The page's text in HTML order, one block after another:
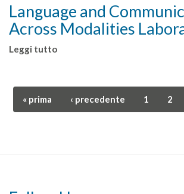
Language and
Across Modalities
Leggi tutto
Communication
Across
Modalities
« prima ‹ precedente 1 2